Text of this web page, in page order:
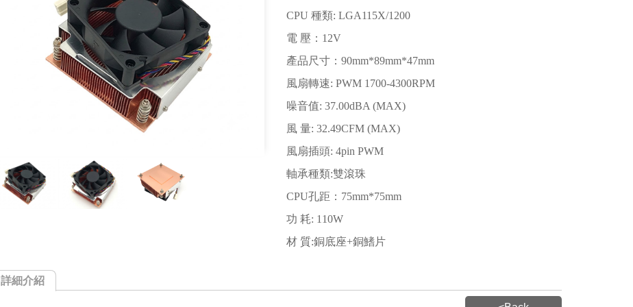
CPU 種類: LGA115X/1200
電 壓：12V
產品尺寸：90mm*89mm*47mm
風扇轉速: PWM 1700-4300RPM
噪音值: 37.00dBA (MAX)
風 量: 32.49CFM (MAX)
風扇插頭: 4pin PWM
軸承種類:雙滾珠
CPU孔距：75mm*75mm
功 耗: 110W
材 質:銅底座+銅鰭片
詳細介紹